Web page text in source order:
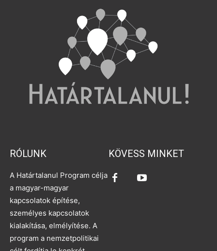
RÓLUNK
A Határtalanul Program célja
a magyar-magyar
kapcsolatok építése,
személyes kapcsolatok
kialakítása, elmélyítése. A
program a nemzetpolitikai
KÖVESS MINKET